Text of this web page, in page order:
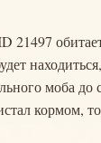
21497
моба
кормом,